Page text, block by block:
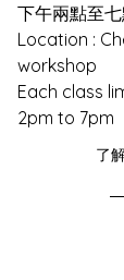
下午兩點至
Location :
workshop
Each class
2pm to 7pm
了